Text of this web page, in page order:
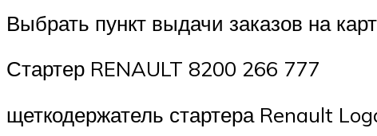
Выбрать пункт выдачи заказов на
Стартер RENAULT 8200 266 777
щеткодержатель стартера Renault